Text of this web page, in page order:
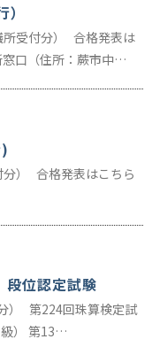
所受付分） 合格発表は
口（住所：蕨市中…
） 合格発表はこちら
段位認定試験
） 第224回珠算検定試
） 第13…